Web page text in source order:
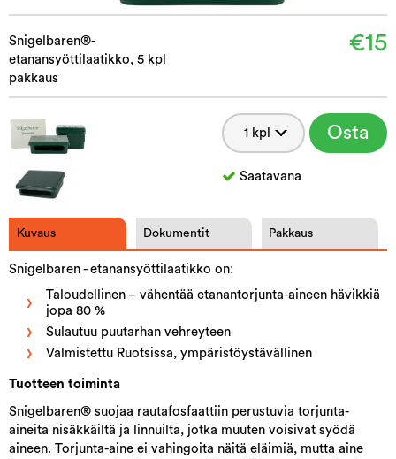
Snigelbaren®-
etanansyöttilaatikko, 5 kpl
pakkaus
€15
Osta
Saatavana
Kuvaus Dokumentit Pakkaus
Snigelbaren - etanansyöttilaatikko on:
Taloudellinen – vähentää etanantorjunta-aineen hävikkiä
jopa 80 %
Sulautuu puutarhan vehreyteen
Valmistettu Ruotsissa, ympäristöystävällinen
Tuotteen toiminta
Snigelbaren® suojaa rautafosfaattiin perustuvia torjunta-
aineita nisäkkäiltä ja linnuilta, jotka muuten voisivat syödä
aineen. Torjunta-aine ei vahingoita näitä eläimiä, mutta aine